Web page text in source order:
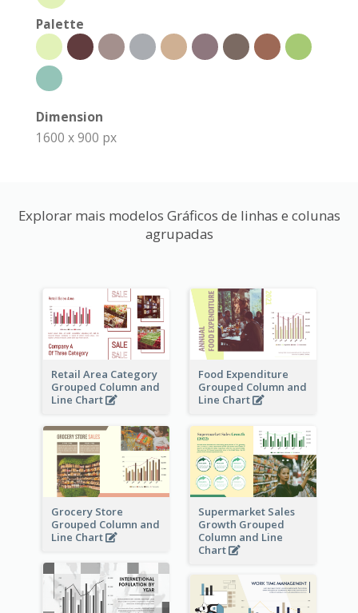
Palette
Dimension
1600 x 900 px
Explorar mais modelos Gráficos de linhas e colunas
agrupadas
Retail Area Category
Grouped Column and
Line Chart
Food Expenditure
Grouped Column and
Line Chart
Grocery Store
Grouped Column and
Line Chart
Supermarket Sales
Growth Grouped
Column and Line
Chart